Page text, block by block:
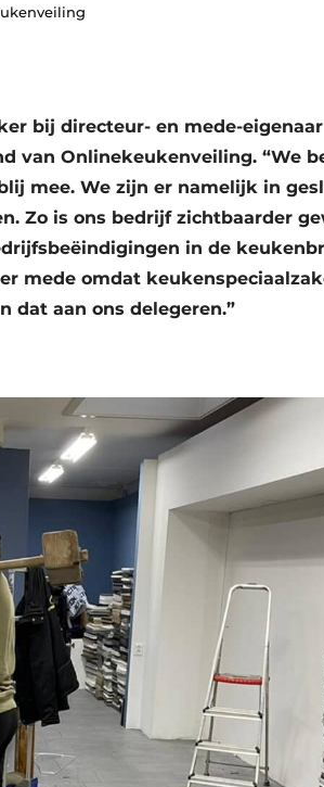
bij directeur- en mede-
van Onlinekeukenveiling. “We
mee. We zijn er namelijk in
Zo is ons bedrijf zichtbaarder
in de
mede omdat
dat aan ons delegeren.”